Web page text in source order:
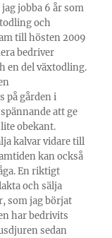
jobba 6 år som
och
till hösten 2009
bedriver
en del växtodling.
på gården i
att ge
obekant.
kalvar vidare till
kan också
En riktigt
och sälja
som jag börjat
har bedrivits
sedan